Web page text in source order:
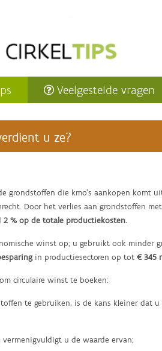
Veelgestelde vragen
u ze?
grondstoffen die kmo’s aankopen komt
Door het verlies aan grondstoffen met
2 % op de totale productiekosten.
winst op; u gebruikt ook minder
in productiesectoren op tot € 345
circulaire winst te boeken:
te gebruiken, is de kans kleiner dat
u de waarde ervan;